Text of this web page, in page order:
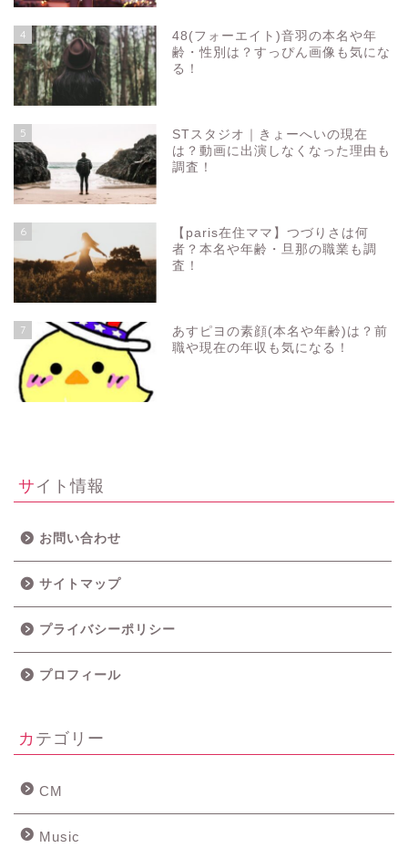
4
48(フォーエイト)音羽の本名や年
齢・性別は？すっぴん画像も気にな
る！
5
STスタジオ｜きょーへいの現在
は？動画に出演しなくなった理由も
調査！
6
【paris在住ママ】つづりさは何
者？本名や年齢・旦那の職業も調
査！
7
あすピヨの素顔(本名や年齢)は？前
職や現在の年収も気になる！
サイト情報
お問い合わせ
サイトマップ
プライバシーポリシー
プロフィール
カテゴリー
CM
Music